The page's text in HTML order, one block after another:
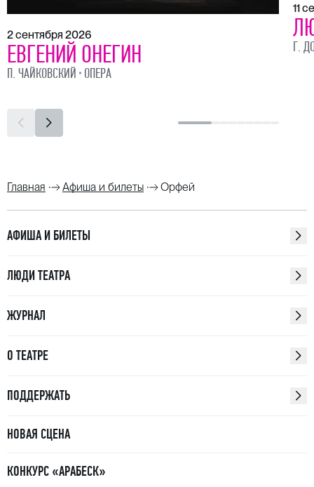
2 сентября 2026
ЕВГЕНИЙ ОНЕГИН
П. ЧАЙКОВСКИЙ ОПЕРА
11
Г.
Главная Афиша и билеты Орфей
АФИША И БИЛЕТЫ
ЛЮДИ ТЕАТРА
ЖУРНАЛ
О ТЕАТРЕ
ПОДДЕРЖАТЬ
НОВАЯ СЦЕНА
КОНКУРС «АРАБЕСК»